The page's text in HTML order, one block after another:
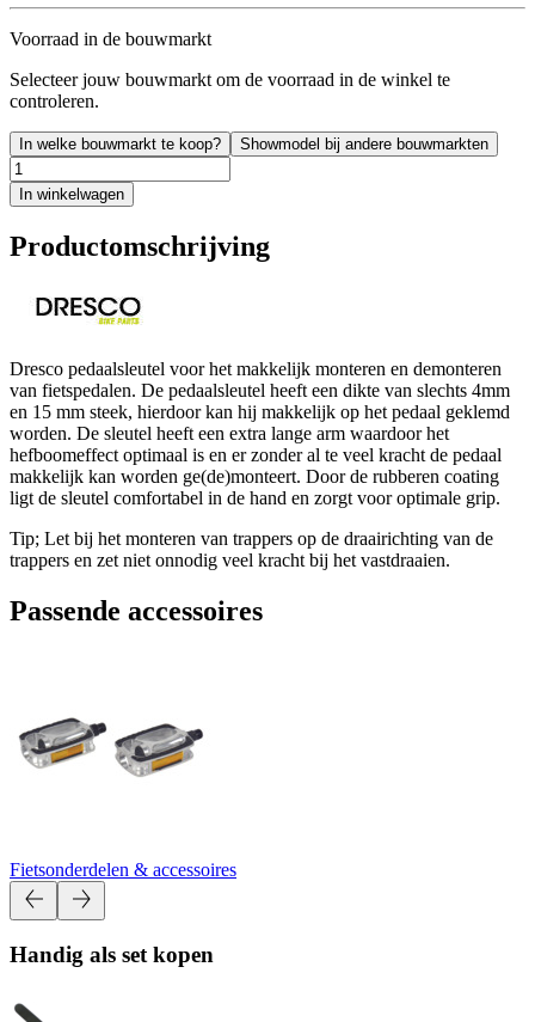
Voorraad in de bouwmarkt
Selecteer jouw bouwmarkt om de voorraad in de winkel te
controleren.
In welke bouwmarkt te koop? Showmodel bij andere bouwmarkten
In winkelwagen
Productomschrijving
Dresco pedaalsleutel voor het makkelijk monteren en demonteren
van fietspedalen. De pedaalsleutel heeft een dikte van slechts 4mm
en 15 mm steek, hierdoor kan hij makkelijk op het pedaal geklemd
worden. De sleutel heeft een extra lange arm waardoor het
hefboomeffect optimaal is en er zonder al te veel kracht de pedaal
makkelijk kan worden ge(de)monteert. Door de rubberen coating
ligt de sleutel comfortabel in de hand en zorgt voor optimale grip.
Tip; Let bij het monteren van trappers op de draairichting van de
trappers en zet niet onnodig veel kracht bij het vastdraaien.
Passende accessoires
Fietsonderdelen & accessoires
Handig als set kopen